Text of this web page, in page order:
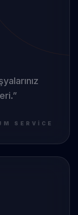
”
SERVICE